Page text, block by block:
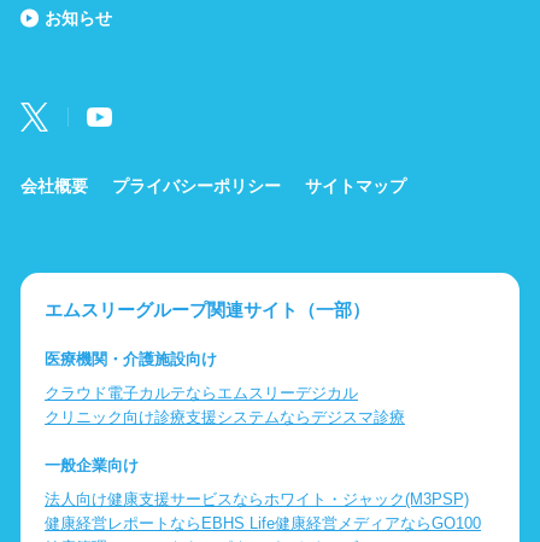
お知らせ
会社概要 プライバシーポリシー サイトマップ
エムスリーグループ関連サイト（一部）
医療機関・介護施設向け
クラウド電子カルテならエムスリーデジカル
クリニック向け診療支援システムならデジスマ診療
一般企業向け
法人向け健康支援サービスならホワイト・ジャック(M3PSP)
健康経営レポートならEBHS Life健康経営メディアならGO100